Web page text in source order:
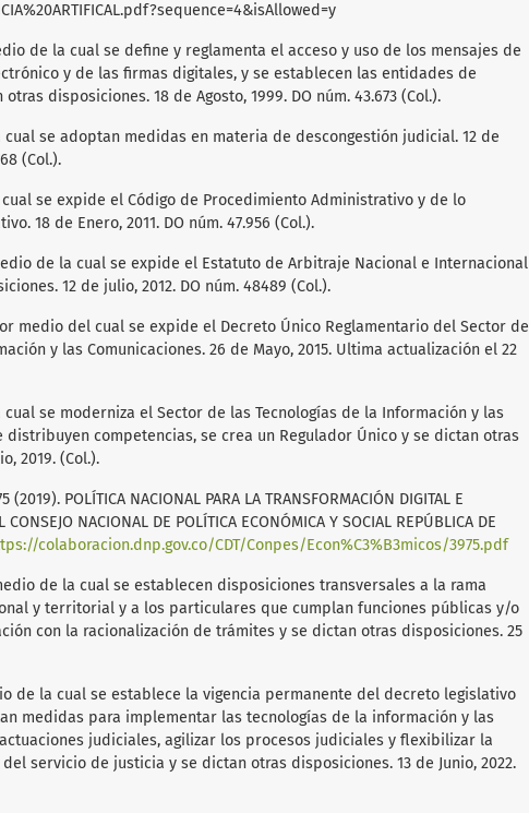
de la cual se define y reglamenta el acceso y uso de los mensajes de
y de las firmas digitales, y se establecen las entidades de
disposiciones. 18 de Agosto, 1999. DO núm. 43.673 (Col.).
cual se adoptan medidas en materia de descongestión judicial. 12 de
(Col.).
cual se expide el Código de Procedimiento Administrativo y de lo
18 de Enero, 2011. DO núm. 47.956 (Col.).
de la cual se expide el Estatuto de Arbitraje Nacional e Internacional
12 de julio, 2012. DO núm. 48489 (Col.).
medio del cual se expide el Decreto Único Reglamentario del Sector de
y las Comunicaciones. 26 de Mayo, 2015. Ultima actualización el 22
cual se moderniza el Sector de las Tecnologías de la Información y las
distribuyen competencias, se crea un Regulador Único y se dictan otras
2019. (Col.).
(2019). POLÍTICA NACIONAL PARA LA TRANSFORMACIÓN DIGITAL E
CONSEJO NACIONAL DE POLÍTICA ECONÓMICA Y SOCIAL REPÚBLICA DE
colaboracion.dnp.gov.co/CDT/Conpes/Econ%C3%B3micos/3975.pdf
de la cual se establecen disposiciones transversales a la rama
y territorial y a los particulares que cumplan funciones públicas y/o
con la racionalización de trámites y se dictan otras disposiciones. 25
de la cual se establece la vigencia permanente del decreto legislativo
medidas para implementar las tecnologías de la información y las
judiciales, agilizar los procesos judiciales y flexibilizar la
servicio de justicia y se dictan otras disposiciones. 13 de Junio, 2022.